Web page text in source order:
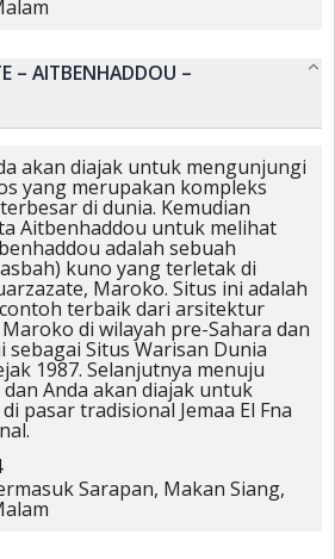
– AITBENHADDOU –
akan diajak untuk mengunjungi
yang merupakan kompleks
di dunia. Kemudian
Aitbenhaddou untuk melihat
adalah sebuah
kuno yang terletak di
Maroko. Situs ini adalah
terbaik dari arsitektur
di wilayah pre-Sahara dan
sebagai Situs Warisan Dunia
1987. Selanjutnya menuju
Anda akan diajak untuk
pasar tradisional Jemaa El Fna
Sarapan, Makan Siang,